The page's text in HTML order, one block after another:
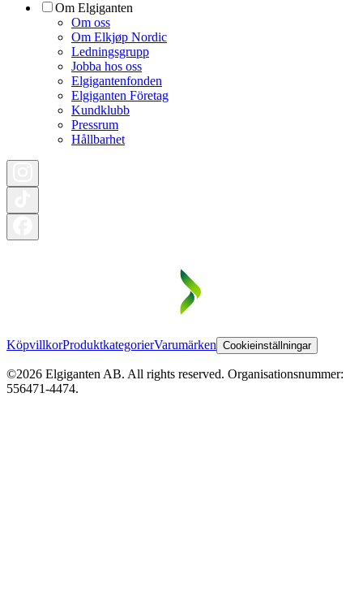
Om Elgiganten
Om oss
Om Elkjøp Nordic
Ledningsgrupp
Jobba hos oss
Elgigantenfonden
Elgiganten Företag
Kundklubb
Pressrum
Hållbarhet
KöpvillkorProduktkategorierVarumärken Cookieinställningar
©2026 Elgiganten AB. All rights reserved. Organisationsnummer:
556471-4474.